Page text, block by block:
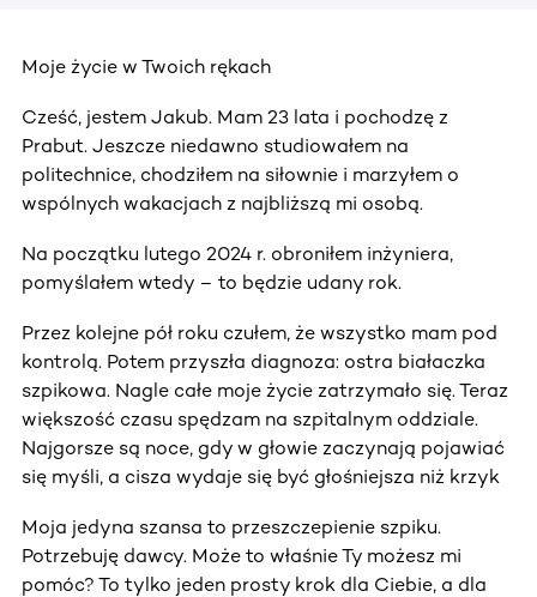
Moje życie w Twoich rękach
Cześć, jestem Jakub. Mam 23 lata i pochodzę z
Prabut. Jeszcze niedawno studiowałem na
politechnice, chodziłem na siłownie i marzyłem o
wspólnych wakacjach z najbliższą mi osobą.
Na początku lutego 2024 r. obroniłem inżyniera,
pomyślałem wtedy – to będzie udany rok.
Przez kolejne pół roku czułem, że wszystko mam pod
kontrolą. Potem przyszła diagnoza: ostra białaczka
szpikowa. Nagle całe moje życie zatrzymało się. Teraz
większość czasu spędzam na szpitalnym oddziale.
Najgorsze są noce, gdy w głowie zaczynają pojawiać
się myśli, a cisza wydaje się być głośniejsza niż krzyk
Moja jedyna szansa to przeszczepienie szpiku.
Potrzebuję dawcy. Może to właśnie Ty możesz mi
pomóc? To tylko jeden prosty krok dla Ciebie, a dla